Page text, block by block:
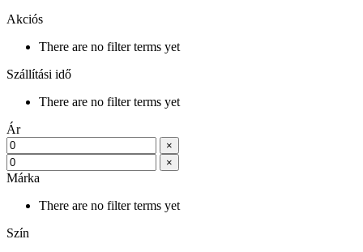
Akciós
There are no filter terms yet
Szállítási idő
There are no filter terms yet
Ár
×
×
Márka
There are no filter terms yet
Szín